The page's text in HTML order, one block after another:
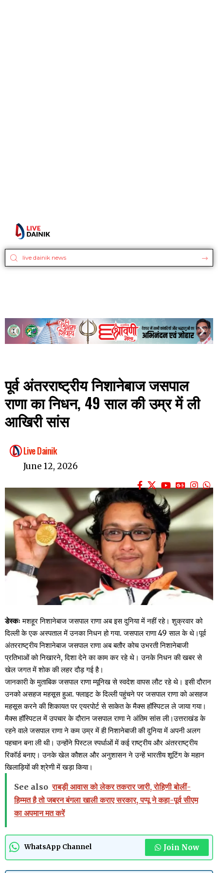
पूर्व अंतरराष्ट्रीय निशानेबाज जसपाल
राणा का निधन, 49 साल की उम्र में ली
आखिरी सांस
Live Dainik
June 12, 2026
डेस्कः मशहूर निशानेबाज जसपाल राणा अब इस दुनिया में नहीं रहे। शुक्रवार को
दिल्ली के एक अस्पताल में उनका निधन हो गया. जसपाल राणा 49 साल के थे।पूर्व
अंतरराष्ट्रीय निशानेबाज जसपाल राणा अब बतौर कोच उभरती निशानेबाजी
प्रतिभाओं को निखारने, दिशा देने का काम कर रहे थे। उनके निधन की खबर से
खेल जगत में शोक की लहर दौड़ गई है।
जानकारी के मुताबिक जसपाल राणा म्यूनिख से स्वदेश वापस लौट रहे थे। इसी दौरान
उनको असहज महसूस हुआ. फ्लाइट के दिल्ली पहुंचने पर जसपाल राणा को असहज
महसूस करने की शिकायत पर एयरपोर्ट से साकेत के मैक्स हॉस्पिटल ले जाया गया।
मैक्स हॉस्पिटल में उपचार के दौरान जसपाल राणा ने अंतिम सांस ली।उत्तराखंड के
रहने वाले जसपाल राणा ने कम उम्र में ही निशानेबाजी की दुनिया में अपनी अलग
पहचान बना ली थी। उन्होंने पिस्टल स्पर्धाओं में कई राष्ट्रीय और अंतरराष्ट्रीय
रिकॉर्ड बनाए। उनके खेल कौशल और अनुशासन ने उन्हें भारतीय शूटिंग के महान
खिलाड़ियों की श्रेणी में खड़ा किया।
See also राबड़ी आवास को लेकर तकरार जारी, रोहिणी बोलीं-
हिम्मत है तो जबरन बंगला खाली कराए सरकार, पप्पू ने कहा-पूर्व सीएम
का अपमान मत करें
WhatsApp Channel Join Now